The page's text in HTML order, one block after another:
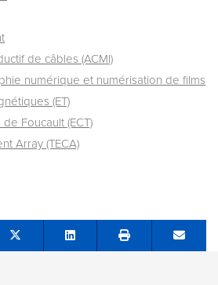
de câbles (ACMI)
numérique et numérisation de films
(ET)
Foucault (ECT)
Array (TECA)
Facebook
Tweet Share on LinkedIn Send